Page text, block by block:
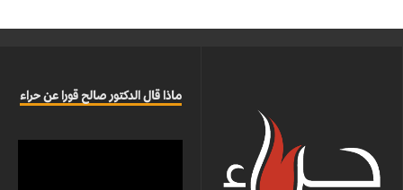
ماذا قال الدكتور صالح قورا عن حراء